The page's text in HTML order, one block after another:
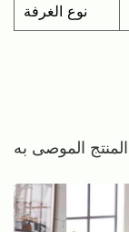
نوع الغرفة
المنتج الموصى به